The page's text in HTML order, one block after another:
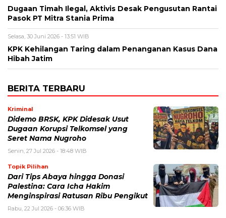
Dugaan Timah Ilegal, Aktivis Desak Pengusutan Rantai
Pasok PT Mitra Stania Prima
Selasa, 30 Juni 2026 - 13:51 WIB
KPK Kehilangan Taring dalam Penanganan Kasus Dana
Hibah Jatim
BERITA TERBARU
Kriminal
Didemo BRSK, KPK Didesak Usut
Dugaan Korupsi Telkomsel yang
Seret Nama Nugroho
Senin, 27 Jul 2026 - 18:48 WIB
Topik Pilihan
Dari Tips Abaya hingga Donasi
Palestina: Cara Icha Hakim
Menginspirasi Ratusan Ribu Pengikut
Rabu, 22 Jul 2026 - 06:36 WIB